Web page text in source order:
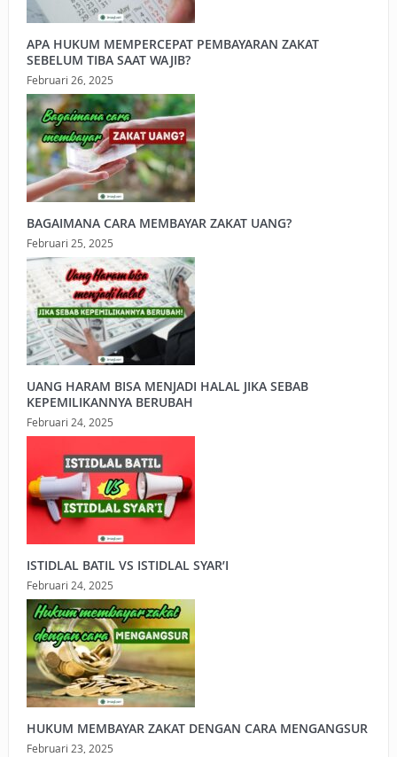
APA HUKUM MEMPERCEPAT PEMBAYARAN ZAKAT
SEBELUM TIBA SAAT WAJIB?
Februari 26, 2025
BAGAIMANA CARA MEMBAYAR ZAKAT UANG?
Februari 25, 2025
UANG HARAM BISA MENJADI HALAL JIKA SEBAB
KEPEMILIKANNYA BERUBAH
Februari 24, 2025
ISTIDLAL BATIL VS ISTIDLAL SYAR’I
Februari 24, 2025
HUKUM MEMBAYAR ZAKAT DENGAN CARA MENGANGSUR
Februari 23, 2025